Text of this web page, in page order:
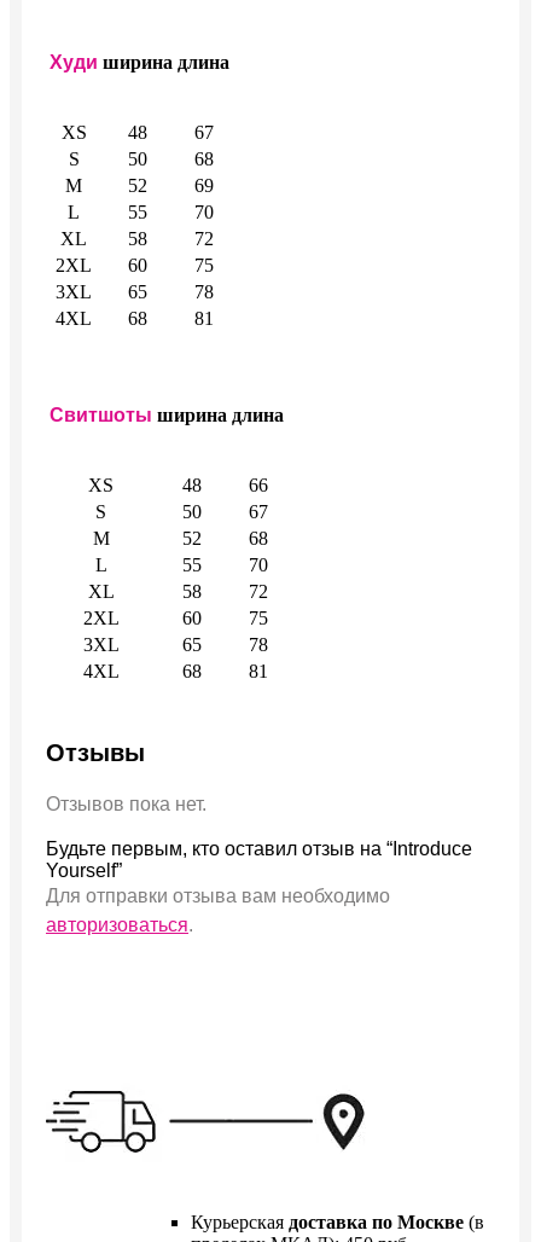
Худи ширина длина
XS 48
67
S
50
68
M
52
69
L
55
70
XL
58
72
2XL
60
75
3XL
65
78
4XL
68 81
Свитшоты ширина длина
XS 48
66
S
50
67
M
52
68
L
55
70
XL
58
72
2XL
60
75
3XL
65
78
4XL
68 81
Отзывы
Отзывов пока нет.
Будьте первым, кто оставил отзыв на “Introduce
Yourself”
Для отправки отзыва вам необходимо
авторизоваться.
Курьерская доставка по Москве (в